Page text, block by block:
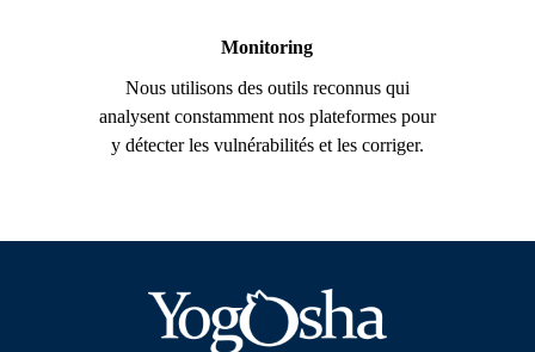
Monitoring
Nous utilisons des outils reconnus qui
analysent constamment nos plateformes pour
y détecter les vulnérabilités et les corriger.